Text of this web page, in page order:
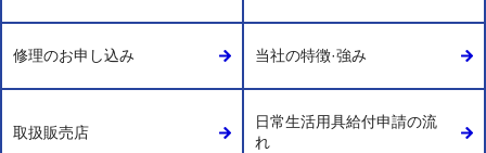
修理のお申し込み 当社の特徴·強み
取扱販売店
日常生活用具給付申請の流
れ